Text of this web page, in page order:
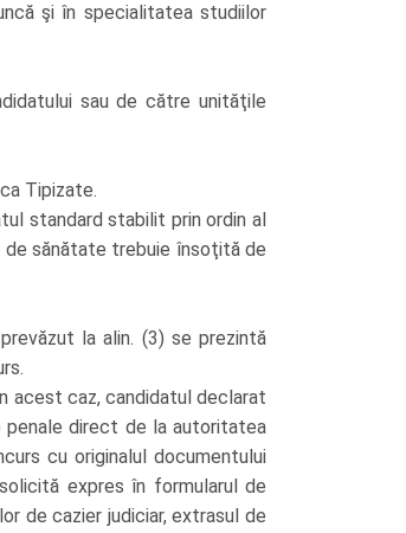
şi în specialitatea studiilor
sau de către unităţile
Tipizate.
standard stabilit prin ordin al
de sănătate trebuie însoţită de
la alin. (3) se prezintă
acest caz, candidatul declarat
penale direct de la autoritatea
cu originalul documentului
expres în formularul de
de cazier judiciar, extrasul de